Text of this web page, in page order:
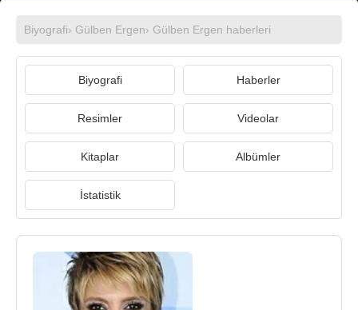
Biyografi› Gülben Ergen› Gülben Ergen haberleri
Biyografi Haberler
Resimler Videolar
Kitaplar Albümler
İstatistik